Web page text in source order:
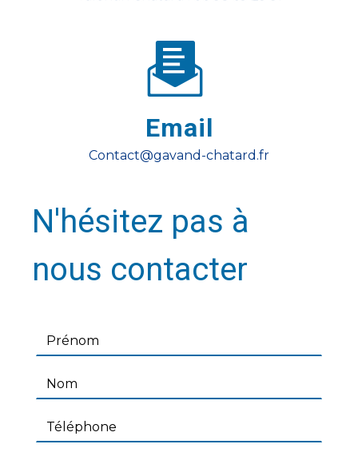
Email
contact@gavand-chatard.fr
N'hésitez pas à
nous contacter